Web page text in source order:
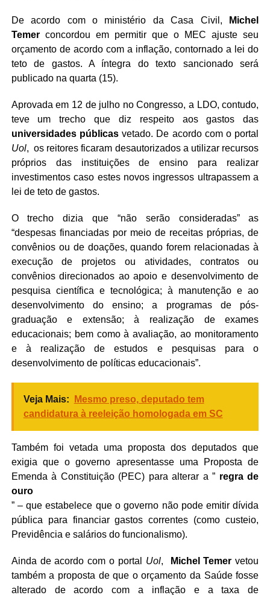
De acordo com o ministério da Casa Civil,
Michel
Temer concordou em permitir que o MEC ajuste seu
orçamento de acordo com a inflação, contornado a lei do
teto de gastos. A íntegra do texto sancionado será
publicado na quarta (15).
Aprovada em 12 de julho no Congresso, a LDO, contudo,
teve um trecho que diz respeito aos gastos das
universidades públicasvetado. De acordo com o portal
Uol, os reitores ficaram desautorizados a utilizar recursos
próprios das instituições de ensino para realizar
investimentos caso estes novos ingressos ultrapassem a
lei de teto de gastos.
O trecho dizia que “não serão consideradas” as
“despesas financiadas por meio de receitas próprias, de
convênios ou de doações, quando forem relacionadas à
execução de projetos ou atividades, contratos ou
convênios direcionados ao apoio e desenvolvimento de
pesquisa científica e tecnológica; à manutenção e ao
desenvolvimento do ensino; a programas de pós-
graduação e extensão; à realização de exames
educacionais; bem como à avaliação, ao monitoramento
e à realização de estudos e pesquisas para o
desenvolvimento de políticas educacionais”.
Veja Mais:
Mesmo preso, deputado tem
candidatura à reeleição homologada em SC
Também foi vetada uma proposta dos deputados que
exigia que o governo apresentasse uma Proposta de
Emenda à Constituição (PEC) para alterar a ” regra de
ouro
” – que estabelece que o governo não pode emitir dívida
pública para financiar gastos correntes (como custeio,
Previdência e salários do funcionalismo).
Ainda de acordo com o portal Uol, Michel Temervetou
também a proposta de que o orçamento da Saúde fosse
alterado de acordo com a inflação e a taxa de